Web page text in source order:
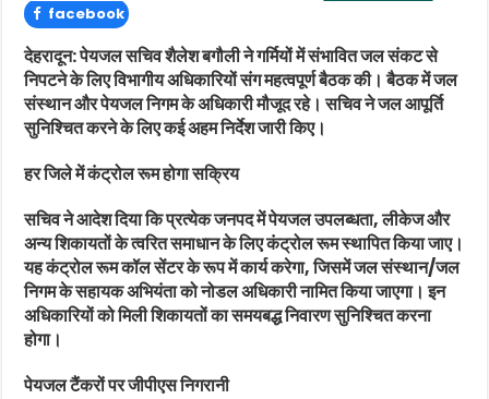
facebook
देहरादून: पेयजल सचिव शैलेश बगौली ने गर्मियों में संभावित जल संकट से
निपटने के लिए विभागीय अधिकारियों संग महत्वपूर्ण बैठक की। बैठक में जल
संस्थान और पेयजल निगम के अधिकारी मौजूद रहे। सचिव ने जल आपूर्ति
सुनिश्चित करने के लिए कई अहम निर्देश जारी किए।
हर जिले में कंट्रोल रूम होगा सक्रिय
सचिव ने आदेश दिया कि प्रत्येक जनपद में पेयजल उपलब्धता, लीकेज और
अन्य शिकायतों के त्वरित समाधान के लिए कंट्रोल रूम स्थापित किया जाए।
यह कंट्रोल रूम कॉल सेंटर के रूप में कार्य करेगा, जिसमें जल संस्थान/जल
निगम के सहायक अभियंता को नोडल अधिकारी नामित किया जाएगा। इन
अधिकारियों को मिली शिकायतों का समयबद्ध निवारण सुनिश्चित करना
होगा।
पेयजल टैंकरों पर जीपीएस निगरानी